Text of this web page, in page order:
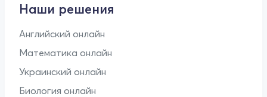
Наши решения
Английский онлайн
Математика онлайн
Украинский онлайн
Биология онлайн